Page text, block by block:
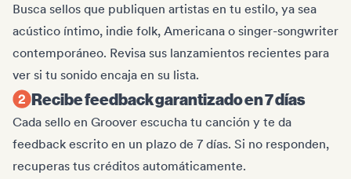
Busca sellos que publiquen artistas en tu estilo, ya sea
acústico íntimo, indie folk, Americana o singer-songwriter
contemporáneo. Revisa sus lanzamientos recientes para
ver si tu sonido encaja en su lista.
Recibe feedback garantizado en 7 días
Cada sello en Groover escucha tu canción y te da
feedback escrito en un plazo de 7 días. Si no responden,
recuperas tus créditos automáticamente.